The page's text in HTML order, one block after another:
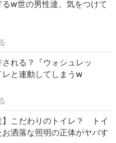
るw世の男性達、気をつけて
れる？『ウォシュレッ
レと連動してしまうw
】こだわりのトイレ？ トイ
お洒落な照明の正体がヤバす